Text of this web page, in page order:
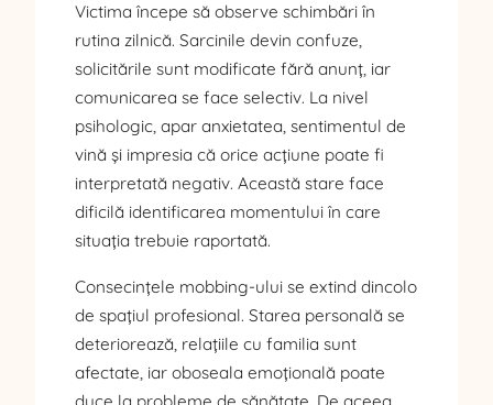
Victima începe să observe schimbări în
rutina zilnică. Sarcinile devin confuze,
solicitările sunt modificate fără anunț, iar
comunicarea se face selectiv. La nivel
psihologic, apar anxietatea, sentimentul de
vină și impresia că orice acțiune poate fi
interpretată negativ. Această stare face
dificilă identificarea momentului în care
situația trebuie raportată.
Consecințele mobbing-ului se extind dincolo
de spațiul profesional. Starea personală se
deteriorează, relațiile cu familia sunt
afectate, iar oboseala emoțională poate
duce la probleme de sănătate. De aceea,